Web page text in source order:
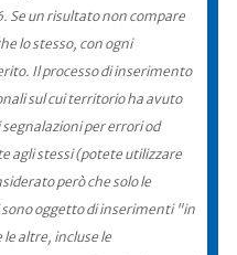
un risultato non compare
lo stesso, con ogni
Il processo di inserimento
sul cui territorio ha avuto
per errori od
agli stessi (potete utilizzare
però che solo le
oggetto di inserimenti "in
altre, incluse le